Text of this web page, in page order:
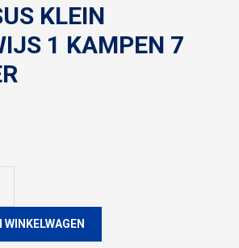
KLEIN
1 KAMPEN 7
klein